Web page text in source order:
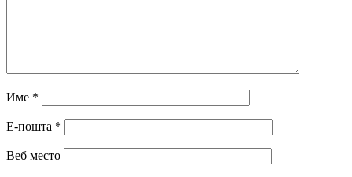
Име *
Е-пошта *
Веб место